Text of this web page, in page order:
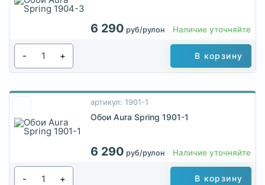
6 290 руб/рулон Наличие уточняйте
- + В корзину
артикул: 1901-1
Обои Aura Spring 1901-1
6 290 руб/рулон Наличие уточняйте
- + В корзину